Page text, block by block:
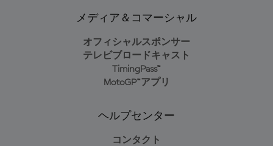
メディア＆コマーシャル
オフィシャルスポンサー
テレビブロードキャスト
TimingPass™
MotoGP™アプリ
ヘルプセンター
コンタクト